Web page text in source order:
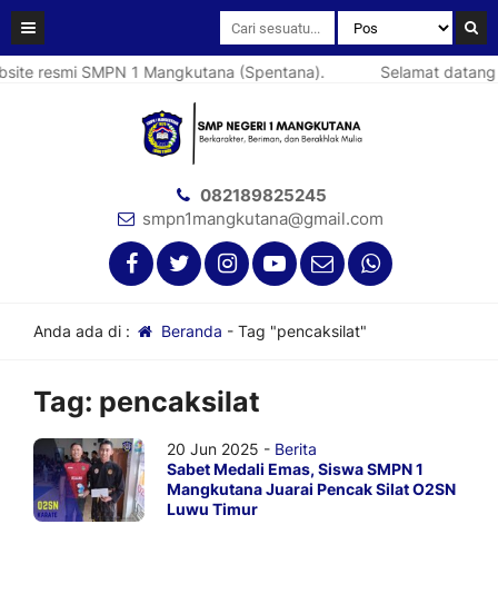
resmi SMPN 1 Mangkutana (Spentana). Selamat datang
082189825245
smpn1mangkutana@gmail.com
Anda ada di : Beranda - Tag "pencaksilat"
Tag: pencaksilat
20 Jun 2025 - Berita
Sabet Medali Emas, Siswa SMPN 1
Mangkutana Juarai Pencak Silat O2SN
Luwu Timur